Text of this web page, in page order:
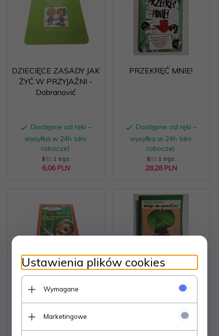
DZIECIĘCE ZASADY JAK
ŻYĆ W PRZYJAŹNI -
Dobranović
Dostępne od ręki –
wysyłka w 24h (dni
robocze)
1 egz.
6,06 PLN
PRZEKRĘĆ MNIE!
Dostępne od ręki –
wysyłka w 24h (dni
robocze)
1 egz.
28,28 PLN
O MIŁOŚĆ? - Jadwiga
Wilk 1995
WSTĘP DO
DOROSŁOŚCI - Andrzej
Jaczewski 1989
Ustawienia plików cookies
Wymagane
Marketingowe